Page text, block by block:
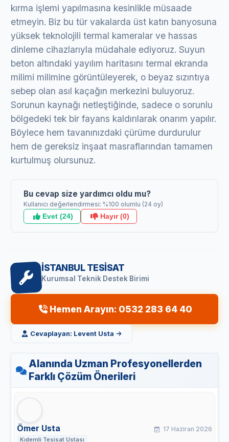
kırma işlemi yapılmasına kesinlikle müsaade
etmeyin. Biz bu tür vakalarda üst katın banyosuna
yüksek teknolojili termal kameralar ve hassas
dinleme cihazlarıyla müdahale ediyoruz. Suyun
beton altındaki yayılım haritasını termal ekranda
milimi milimine görüntüleyerek, o beyaz sızıntıya
sebep olan asıl kaçağın merkezini buluyoruz.
Sorunun kaynağı netleştiğinde, sadece o sorunlu
bölgedeki tek bir fayans kaldırılarak onarım yapılır.
Böylece hem tavanınızdaki çürüme durdurulur
hem de gereksiz inşaat masraflarından tamamen
kurtulmuş olursunuz.
Bu cevap size yardımcı oldu mu?
Kullanıcı değerlendirmesi: %100 olumlu (24 oy)
Evet (24)
Hayır (0)
İSTANBUL TESİSAT
Kurumsal Teknik Destek Birimi
Hemen Arayın: 0532 283 64 40
Cevaplayan: Levent Usta
Alanında Uzman Profesyonellerden
Farklı Çözüm Önerileri
Ömer Usta
Kıdemli Tesisat Ustası
17 Haziran 2026